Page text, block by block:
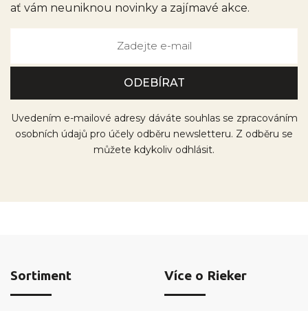
ať vám neuniknou novinky a zajímavé akce.
Uvedením e-mailové adresy dáváte souhlas se zpracováním
osobních údajů pro účely odběru newsletteru. Z odběru se
můžete kdykoliv odhlásit.
Sortiment Více o Rieker